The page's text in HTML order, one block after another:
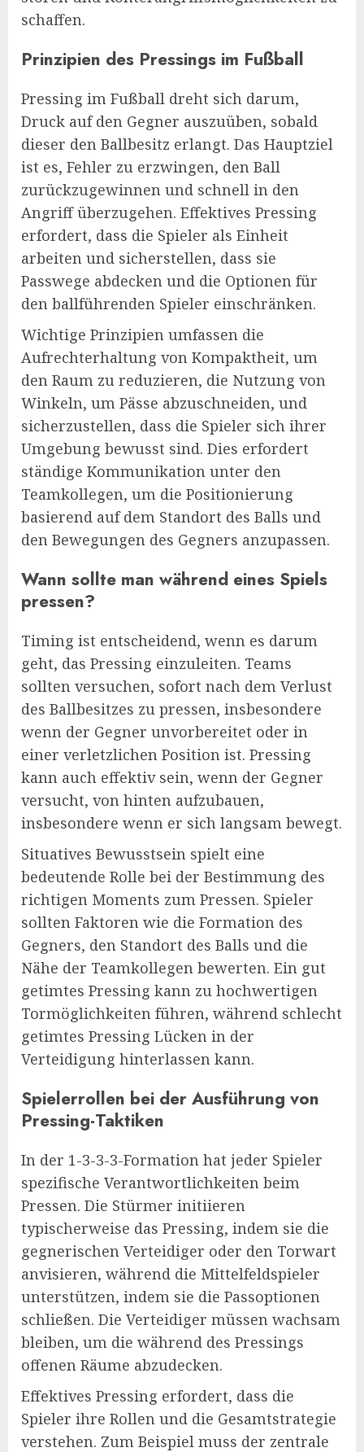
schaffen.
Prinzipien des Pressings im Fußball
Pressing im Fußball dreht sich darum,
Druck auf den Gegner auszuüben, sobald
dieser den Ballbesitz erlangt. Das Hauptziel
ist es, Fehler zu erzwingen, den Ball
zurückzugewinnen und schnell in den
Angriff überzugehen. Effektives Pressing
erfordert, dass die Spieler als Einheit
arbeiten und sicherstellen, dass sie
Passwege abdecken und die Optionen für
den ballführenden Spieler einschränken.
Wichtige Prinzipien umfassen die
Aufrechterhaltung von Kompaktheit, um
den Raum zu reduzieren, die Nutzung von
Winkeln, um Pässe abzuschneiden, und
sicherzustellen, dass die Spieler sich ihrer
Umgebung bewusst sind. Dies erfordert
ständige Kommunikation unter den
Teamkollegen, um die Positionierung
basierend auf dem Standort des Balls und
den Bewegungen des Gegners anzupassen.
Wann sollte man während eines Spiels
pressen?
Timing ist entscheidend, wenn es darum
geht, das Pressing einzuleiten. Teams
sollten versuchen, sofort nach dem Verlust
des Ballbesitzes zu pressen, insbesondere
wenn der Gegner unvorbereitet oder in
einer verletzlichen Position ist. Pressing
kann auch effektiv sein, wenn der Gegner
versucht, von hinten aufzubauen,
insbesondere wenn er sich langsam bewegt.
Situatives Bewusstsein spielt eine
bedeutende Rolle bei der Bestimmung des
richtigen Moments zum Pressen. Spieler
sollten Faktoren wie die Formation des
Gegners, den Standort des Balls und die
Nähe der Teamkollegen bewerten. Ein gut
getimtes Pressing kann zu hochwertigen
Tormöglichkeiten führen, während schlecht
getimtes Pressing Lücken in der
Verteidigung hinterlassen kann.
Spielerrollen bei der Ausführung von
Pressing-Taktiken
In der 1-3-3-3-Formation hat jeder Spieler
spezifische Verantwortlichkeiten beim
Pressen. Die Stürmer initiieren
typischerweise das Pressing, indem sie die
gegnerischen Verteidiger oder den Torwart
anvisieren, während die Mittelfeldspieler
unterstützen, indem sie die Passoptionen
schließen. Die Verteidiger müssen wachsam
bleiben, um die während des Pressings
offenen Räume abzudecken.
Effektives Pressing erfordert, dass die
Spieler ihre Rollen und die Gesamtstrategie
verstehen. Zum Beispiel muss der zentrale